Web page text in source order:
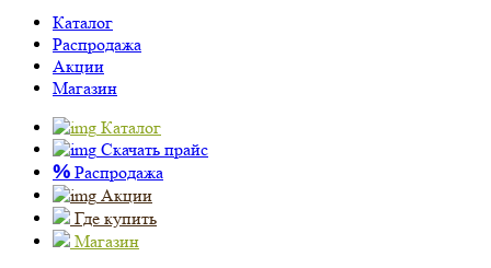
Каталог
Распродажа
Акции
Магазин
Каталог
Скачать прайс
% Распродажа
Акции
Где купить
Магазин